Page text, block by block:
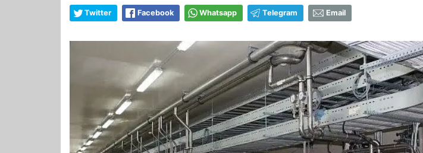
Twitter Facebook Whatsapp Telegram Email